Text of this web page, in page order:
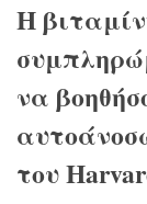
Η
να
του